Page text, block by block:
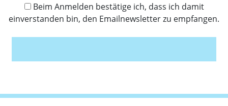
Beim Anmelden bestätige ich, dass ich damit
einverstanden bin, den Emailnewsletter zu empfangen.